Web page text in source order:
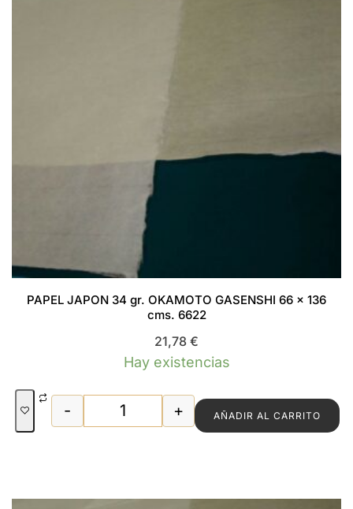
PAPEL JAPON 34 gr. OKAMOTO GASENSHI 66 x 136
cms. 6622
21,78 €
Hay existencias
PAPEL JAPON 34 gr. OKAMOTO
- + AÑADIR AL CARRITO